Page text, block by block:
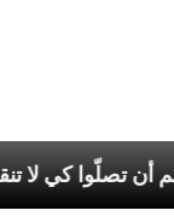
من قداستكم أن